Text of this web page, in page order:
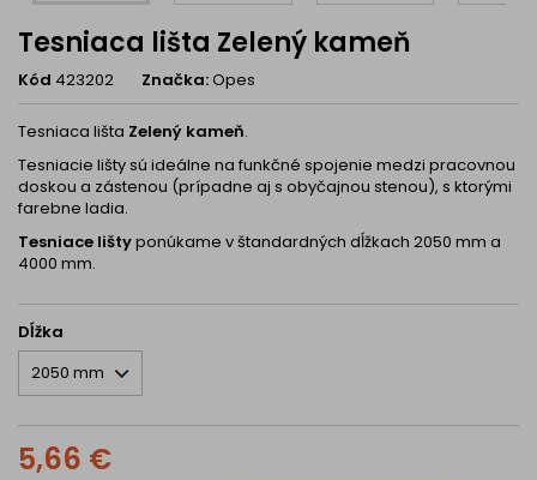
Tesniaca lišta Zelený kameň
Kód 423202 Značka:Opes
Tesniaca lišta Zelený kameň.
Tesniacie lišty sú ideálne na funkčné spojenie medzi pracovnou
doskou a zástenou (prípadne aj s obyčajnou stenou), s ktorými
farebne ladia.
Tesniace lištyponúkame v štandardných dĺžkach 2050 mm a
4000 mm.
Dĺžka
5,66 €